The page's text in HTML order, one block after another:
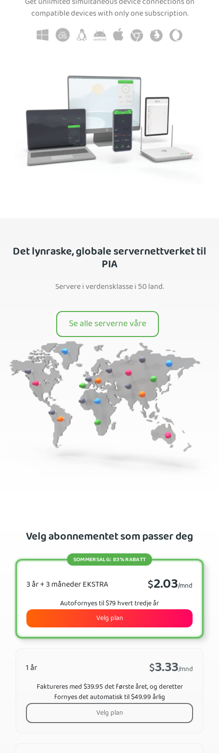
compatible devices with only one subscription.
Det lynraske, globale servernettverket til
PIA
Servere i verdensklasse i 50 land.
Se alle serverne våre
Velg abonnementet som passer deg
3 år + 3 måneder EKSTRA $2.03/mnd
SOMMERSALG: 83% RABATT
Autofornyes til $79 hvert tredje år
Velg plan
1 år $3.33/mnd
Faktureres med $39.95 det første året, og deretter
fornyes det automatisk til $49.99 årlig
Velg plan